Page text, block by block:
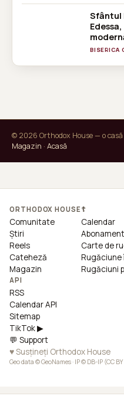
Sfântul
BISERICA
© 2026 Orthodox House — o
Magazin · Acasă
ORTHODOX HOUSE
Comunitate
Știri
Reels
Cateheză
Magazin
☦
Calendar
Carte de
Rugăciuni
API
RSS
Calendar API
Sitemap
TikTok ▶
💬 Support
♥ Susțineți Orthodox House
Geo data © GeoNames · IP © DB-IP (CC